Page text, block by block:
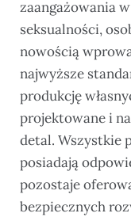
zaangażowania
seksualności,
nowością
najwyższe
produkcję
projektowane i
detal. Wszystkie
posiadają
pozostaje
bezpiecznych